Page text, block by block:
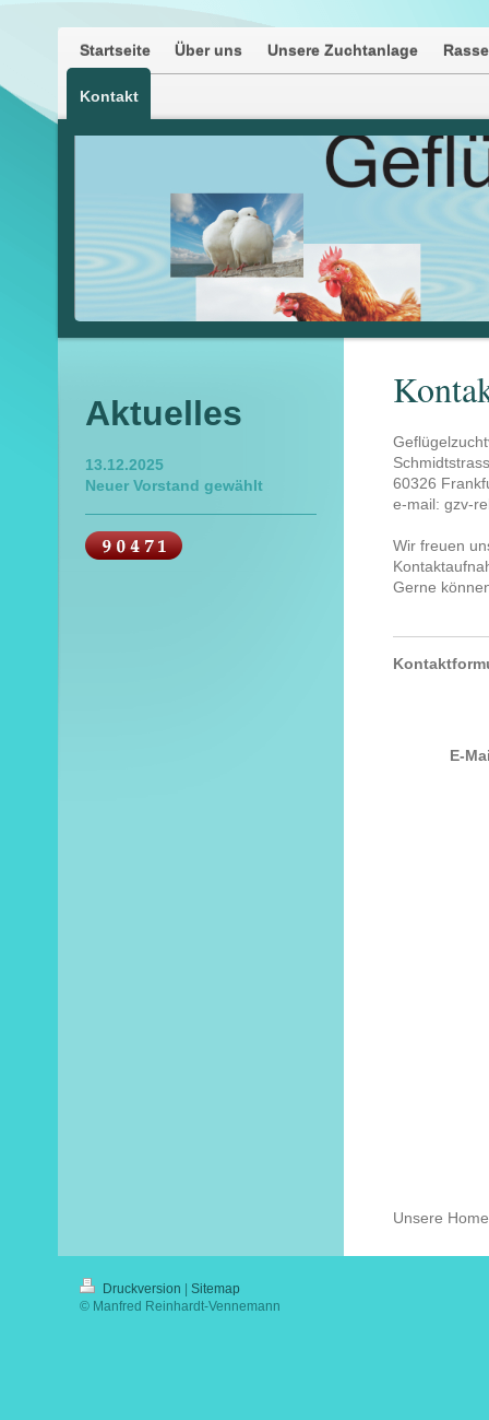
Startseite Über uns Unsere Zuchtanlage
Kontakt
60326
e-mail: gzv-
Wir freuen
Gerne
E-
Unsere
Aktuelles
13.12.2025
Neuer Vorstand gewählt
Druckversion | Sitemap
© Manfred Reinhardt-Vennemann